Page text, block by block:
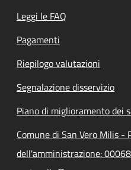
Leggi le FAQ
Pagamenti
Riepilogo valutazioni
Segnalazione disservizio
Piano di miglioramento dei
Comune di San Vero Milis -
dell'amministrazione: